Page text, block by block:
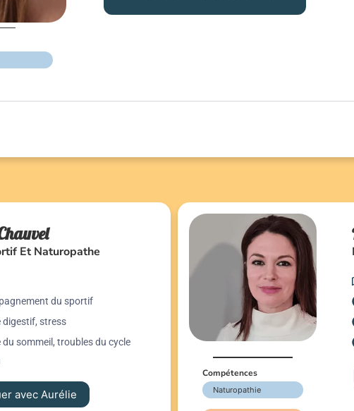
Et Naturopathe
du sportif
digestif, stress
du sommeil, troubles du cycle
avec Aurélie
Compétences
Naturopathie